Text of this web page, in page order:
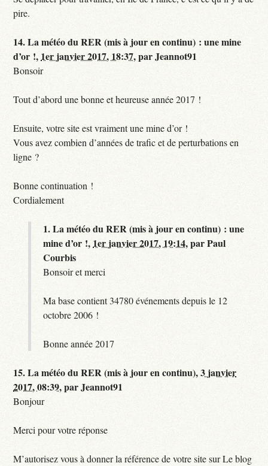
pire.
14.La météo du RER (mis à jour en continu) : une mine
d’or !, 1er janvier 2017, 18:37,parJeannot91
Bonsoir
Tout d’abord une bonne et heureuse année 2017 !
Ensuite, votre site est vraiment une mine d’or !
Vous avez combien d’années de trafic et de perturbations en
ligne ?
Bonne continuation !
Cordialement
1.La météo du RER (mis à jour en continu) : une
mine d’or !, 1er janvier 2017, 19:14,parPaul
Courbis
Bonsoir et merci
Ma base contient 34780 événements depuis le 12
octobre 2006 !
Bonne année 2017
15.La météo du RER (mis à jour en continu),3 janvier
2017, 08:39,parJeannot91
Bonjour
Merci pour votre réponse
M’autorisez vous à donner la référence de votre site sur Le blog